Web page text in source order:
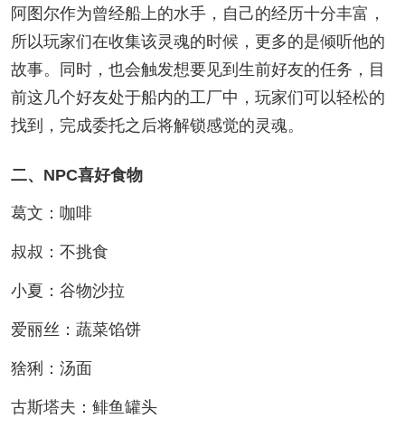
阿图尔作为曾经船上的水手，自己的经历十分丰富，
所以玩家们在收集该灵魂的时候，更多的是倾听他的
故事。同时，也会触发想要见到生前好友的任务，目
前这几个好友处于船内的工厂中，玩家们可以轻松的
找到，完成委托之后将解锁感觉的灵魂。
二、NPC喜好食物
葛文：咖啡
叔叔：不挑食
小夏：谷物沙拉
爱丽丝：蔬菜馅饼
猞猁：汤面
古斯塔夫：鲱鱼罐头